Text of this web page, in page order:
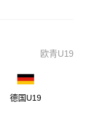
欧青U19
德国U19